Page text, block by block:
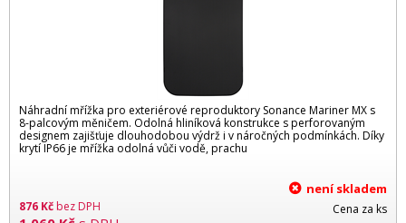
Náhradní mřížka pro exteriérové reproduktory Sonance Mariner MX s
8-palcovým měničem. Odolná hliníková konstrukce s perforovaným
designem zajišťuje dlouhodobou výdrž i v náročných podmínkách. Díky
krytí IP66 je mřížka odolná vůči vodě, prachu
876 Kčbez DPH
není skladem
Cena za ks